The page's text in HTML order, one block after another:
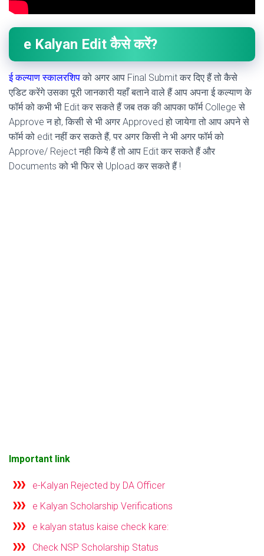
e Kalyan Edit कैसे करें?
ई कल्याण स्कालरशिपको अगर आप Final Submit कर दिए हैं तो कैसे
एडिट करेंगे उसका पूरी जानकारी यहाँ बताने वाले हैं आप अपना ई कल्याण के
फॉर्म को कभी भी Edit कर सकते हैं जब तक की आपका फॉर्म College से
Approve न हो, किसी से भी अगर Approved हो जायेगा तो आप अपने से
फॉर्म को edit नहीं कर सकते हैं, पर अगर किसी ने भी अगर फॉर्म को
Approve/ Reject नही किये हैं तो आप Edit कर सकते हैं और
Documents को भी फिर से Upload कर सकते हैं !
Important link
e-Kalyan Rejected by DA Officer
e Kalyan Scholarship Verifications
e kalyan status kaise check kare:
Check NSP Scholarship Status